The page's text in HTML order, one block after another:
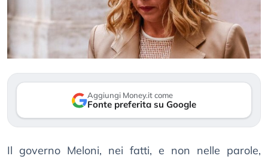
Aggiungi Money.it come
Fonte preferita su Google
Il governo Meloni, nei fatti, e non nelle parole,